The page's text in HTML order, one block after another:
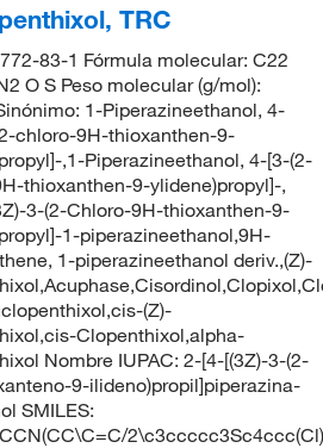
TRC
83-1 Fórmula molecular: C22
O S Peso molecular (g/mol):
1-Piperazineethanol, 4-
chloro-9H-thioxanthen-9-
,1-Piperazineethanol, 4-[3-(2-
thioxanthen-9-ylidene)propyl]-,
3-(2-Chloro-9H-thioxanthen-9-
1-piperazineethanol,9H-
1-piperazineethanol deriv.,(Z)-
(Z)-
Clopenthixol,alpha-
Nombre IUPAC: 2-[4-[(3Z)-3-(2-
9-ilideno)propil]piperazina-
SMILES: